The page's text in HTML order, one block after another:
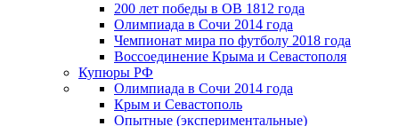
200 лет победы в ОВ 1812 года
Олимпиада в Сочи 2014 года
Чемпионат мира по футболу 2018 года
Воссоединение Крыма и Севастополя
Купюры РФ
Олимпиада в Сочи 2014 года
Крым и Севастополь
Опытные (экспериментальные)